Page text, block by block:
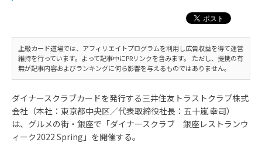
上級カード道場では、アフィリエイトプログラムを利用し広告収益を得て運営
維持を行っています。よって記事中にPRリンクを含みます。 ただし、提携の有
無が記事内容およびランキングに何ら影響を与えるものではありません。
ダイナースクラブカードを発行する三井住友トラストクラブ株式
会社（本社：東京都中央区／代表取締役社長：五十嵐 幸司）
は、グルメの街・銀座で「ダイナースクラブ 銀座レストランウ
ィーク2022 Spring」を開催する。